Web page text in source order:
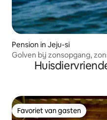
Pension in Jeju-si
Golven bij zonsopgang,
herinneringen voor het
Favoriet van gasten
Favoriet van gasten